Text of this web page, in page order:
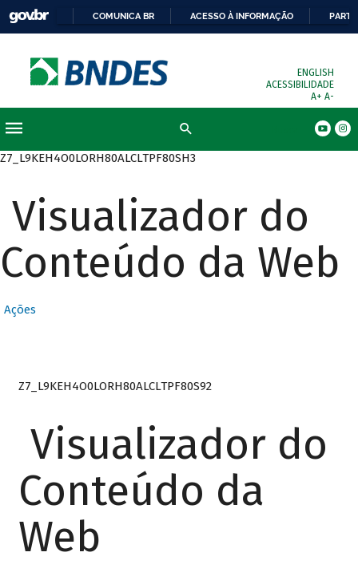
COMUNICA BR ACESSO À INFORMAÇÃO
ENGLISH
ACESSIBILIDADE
A+ A-
Z7_L9KEH4O0LORH80ALCLTPF80SH3
Visualizador do
Conteúdo da Web
Ações
Z7_L9KEH4O0LORH80ALCLTPF80S92
Visualizador do
Conteúdo da
Web